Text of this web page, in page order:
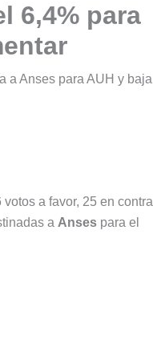
6,4% para
a Anses para AUH y baja
a favor, 25 en contra
a Anses para el